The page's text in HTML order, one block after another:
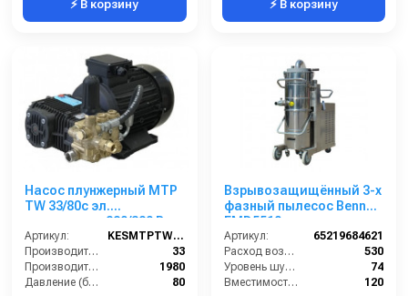
⚡ В корзину ⚡ В корзину
Насос плунжерный MTP
TW 33/80с эл.
двигателем 220/380 В
5,5кВт
Артикул:
KESMTPTW 33/80
Производительность (л/мин):
33
Производительность (л/ч):
1980
Давление (бар):
80
Взрывозащищённый 3-х
фазный пылесос Bennett
EMD5510
Артикул:
65219684621
Расход воздуха (л/сек):
530
Уровень шума (дБ):
74
Вместимость мусоросборника (л):
120